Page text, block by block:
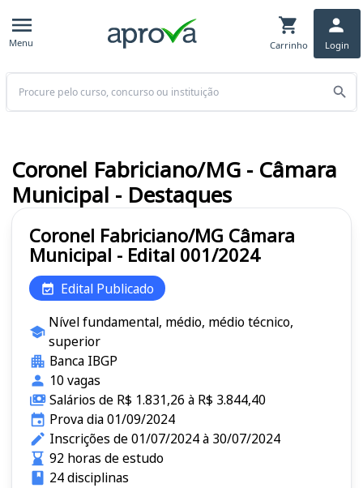
Menu Carrinho Login
Buscar
Coronel Fabriciano/MG Câmara
Municipal - Edital 001/2024
Edital Publicado
Nível fundamental, médio, médio técnico,
superior
Banca IBGP
10 vagas
Salários de R$ 1.831,26 à R$ 3.844,40
Prova dia 01/09/2024
Inscrições de 01/07/2024 à 30/07/2024
92 horas de estudo
24 disciplinas
Coronel Fabriciano/MG - Câmara
Municipal - Destaques